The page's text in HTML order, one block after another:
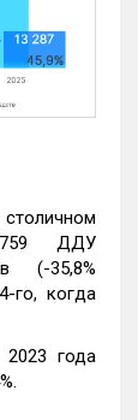
759 ДДУ
(-35,8%
го, когда
года